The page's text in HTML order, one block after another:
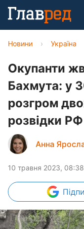
Новини › Україна
Окупанти
Бахмута: у
розгром
розвідки РФ
Анна
10 травня 2023, 08:38